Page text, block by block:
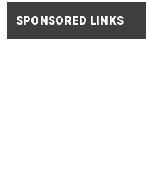
SPONSORED LINKS